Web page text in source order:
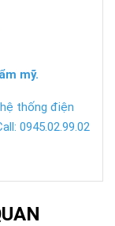
mỹ.
thống điện
0945.02.99.02